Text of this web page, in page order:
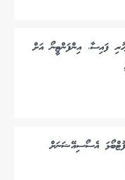
ފައިސާ، އިންފަންޓީނޯ އަށް
އެސޯސިއޭޝަނަށް